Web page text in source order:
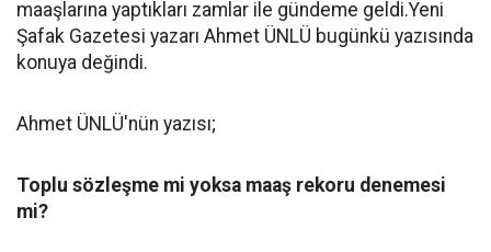
maaşlarına yaptıkları zamlar ile gündeme geldi.Yeni
Şafak Gazetesi yazarı Ahmet ÜNLÜ bugünkü yazısında
konuya değindi.
Ahmet ÜNLÜ'nün yazısı;
Toplu sözleşme mi yoksa maaş rekoru denemesi
mi?